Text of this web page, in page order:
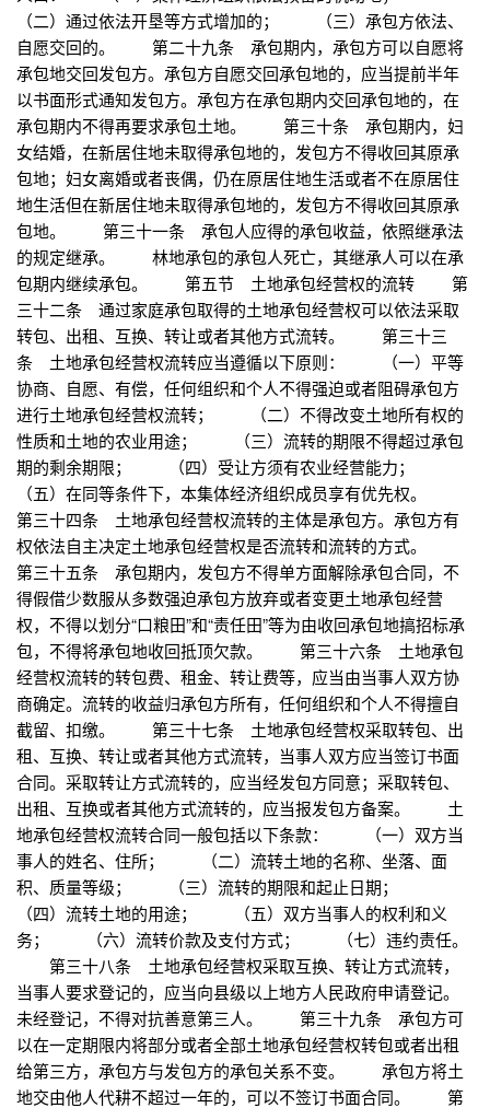
（二）通过依法开垦等方式增加的； （三）承包方依法、
自愿交回的。 第二十九条 承包期内，承包方可以自愿将
承包地交回发包方。承包方自愿交回承包地的，应当提前半年
以书面形式通知发包方。承包方在承包期内交回承包地的，在
承包期内不得再要求承包土地。 第三十条 承包期内，妇
女结婚，在新居住地未取得承包地的，发包方不得收回其原承
包地；妇女离婚或者丧偶，仍在原居住地生活或者不在原居住
地生活但在新居住地未取得承包地的，发包方不得收回其原承
包地。 第三十一条 承包人应得的承包收益，依照继承法
的规定继承。 林地承包的承包人死亡，其继承人可以在承
包期内继续承包。 第五节 土地承包经营权的流转 第
三十二条 通过家庭承包取得的土地承包经营权可以依法采取
转包、出租、互换、转让或者其他方式流转。 第三十三
条 土地承包经营权流转应当遵循以下原则： （一）平等
协商、自愿、有偿，任何组织和个人不得强迫或者阻碍承包方
进行土地承包经营权流转； （二）不得改变土地所有权的
性质和土地的农业用途； （三）流转的期限不得超过承包
期的剩余期限； （四）受让方须有农业经营能力；
（五）在同等条件下，本集体经济组织成员享有优先权。
第三十四条 土地承包经营权流转的主体是承包方。承包方有
权依法自主决定土地承包经营权是否流转和流转的方式。
第三十五条 承包期内，发包方不得单方面解除承包合同，不
得假借少数服从多数强迫承包方放弃或者变更土地承包经营
权，不得以划分“口粮田”和“责任田”等为由收回承包地搞招标承
包，不得将承包地收回抵顶欠款。 第三十六条 土地承包
经营权流转的转包费、租金、转让费等，应当由当事人双方协
商确定。流转的收益归承包方所有，任何组织和个人不得擅自
截留、扣缴。 第三十七条 土地承包经营权采取转包、出
租、互换、转让或者其他方式流转，当事人双方应当签订书面
合同。采取转让方式流转的，应当经发包方同意；采取转包、
出租、互换或者其他方式流转的，应当报发包方备案。 土
地承包经营权流转合同一般包括以下条款： （一）双方当
事人的姓名、住所； （二）流转土地的名称、坐落、面
积、质量等级； （三）流转的期限和起止日期；
（四）流转土地的用途； （五）双方当事人的权利和义
务； （六）流转价款及支付方式； （七）违约责任。
第三十八条 土地承包经营权采取互换、转让方式流转，
当事人要求登记的，应当向县级以上地方人民政府申请登记。
未经登记，不得对抗善意第三人。 第三十九条 承包方可
以在一定期限内将部分或者全部土地承包经营权转包或者出租
给第三方，承包方与发包方的承包关系不变。 承包方将土
地交由他人代耕不超过一年的，可以不签订书面合同。 第